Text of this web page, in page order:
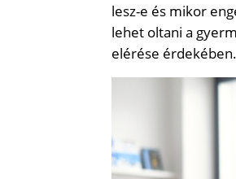
lesz-e és mikor
lehet oltani a
elérése érdekében.